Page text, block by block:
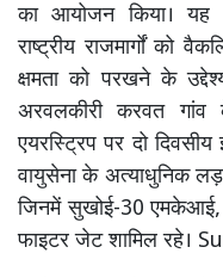
का आयोजन किया। यह
राष्ट्रीय राजमार्गों को
क्षमता को परखने के
अरवलकीरी करवत
एयरस्ट्रिप पर दो
वायुसेना के अत्याधुनिक
जिनमें सुखोई-30
फाइटर जेट शामिल रहे।